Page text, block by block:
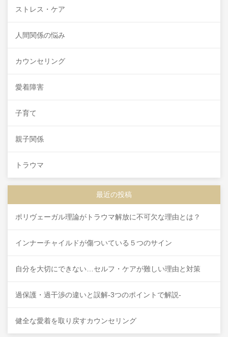
ストレス・ケア
人間関係の悩み
カウンセリング
愛着障害
子育て
親子関係
トラウマ
最近の投稿
ポリヴェーガル理論がトラウマ解放に不可欠な理由とは？
インナーチャイルドが傷ついている５つのサイン
自分を大切にできない…セルフ・ケアが難しい理由と対策
過保護・過干渉の違いと誤解-3つのポイントで解説-
健全な愛着を取り戻すカウンセリング